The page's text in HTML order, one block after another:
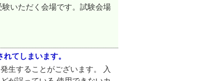
いただく会場です。試験会場
てしまいます。
生することがございます。 入